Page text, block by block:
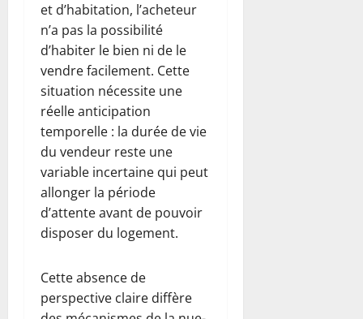
et d’habitation, l’acheteur
n’a pas la possibilité
d’habiter le bien ni de le
vendre facilement. Cette
situation nécessite une
réelle anticipation
temporelle : la durée de vie
du vendeur reste une
variable incertaine qui peut
allonger la période
d’attente avant de pouvoir
disposer du logement.
Cette absence de
perspective claire diffère